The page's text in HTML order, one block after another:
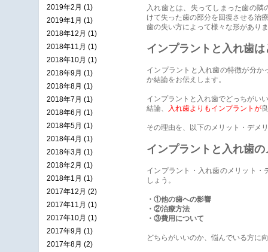
入れ歯とは、失ってしまった歯の
けて失った歯の部分を回復させる治
歯の失い方によって様々な形があり
インプラントと入れ歯
インプラントと入れ歯の特徴が分
か結論をお伝えします。
インプラントと入れ歯でどっちがい
結論、
入れ歯よりもインプラントが
その理由を、以下のメリット・デメ
インプラントと入れ歯
インプラント・入れ歯のメリット
しょう。
・①他の歯への影響
・②治療方法
・③費用について
どちらがいいのか、悩んでいる方に
2019年2月 (1)
2019年1月 (1)
2018年12月 (1)
2018年11月 (1)
2018年10月 (1)
2018年9月 (1)
2018年8月 (1)
2018年7月 (1)
2018年6月 (1)
2018年5月 (1)
2018年4月 (1)
2018年3月 (1)
2018年2月 (1)
2018年1月 (1)
2017年12月 (2)
2017年11月 (1)
2017年10月 (1)
2017年9月 (1)
2017年8月 (2)